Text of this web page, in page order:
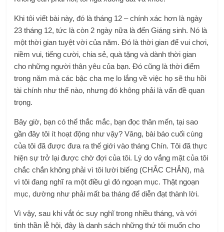
Khi tôi viết bài này, đó là tháng 12 – chính xác hơn là ngày
23 tháng 12, tức là còn 2 ngày nữa là đến Giáng sinh. Nó là
một thời gian tuyệt vời của năm. Đó là thời gian để vui chơi,
niềm vui, tiếng cười, chia sẻ, quà tặng và dành thời gian
cho những người thân yêu của bạn. Đó cũng là thời điểm
trong năm mà các bậc cha mẹ lo lắng về việc họ sẽ thu hồi
tài chính như thế nào, nhưng đó không phải là vấn đề quan
trọng.
Bây giờ, bạn có thể thắc mắc, bạn đọc thân mến, tại sao
gần đây tôi ít hoạt động như vậy? Vâng, bài báo cuối cùng
của tôi đã được đưa ra thế giới vào tháng Chín. Tôi đã thực
hiện sự trở lại được chờ đợi của tôi. Lý do vắng mặt của tôi
chắc chắn không phải vì tôi lười biếng (CHẮC CHẮN), mà
vì tôi đang nghĩ ra một điều gì đó ngoạn mục. Thật ngoạn
mục, dường như phải mất ba tháng để diễn đạt thành lời.
Vì vậy, sau khi vắt óc suy nghĩ trong nhiều tháng, và với
tinh thần lễ hội, đây là danh sách những thứ tôi muốn cho